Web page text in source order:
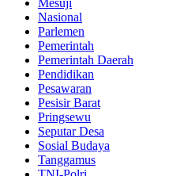
Mesuji
Nasional
Parlemen
Pemerintah
Pemerintah Daerah
Pendidikan
Pesawaran
Pesisir Barat
Pringsewu
Seputar Desa
Sosial Budaya
Tanggamus